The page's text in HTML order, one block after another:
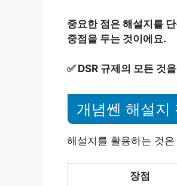
중요한 점은 해설지를
중점을 두는 것이에요.
✅ DSR 규제의 모든 것
개념쎈 해설지
해설지를 활용하는 것
장점